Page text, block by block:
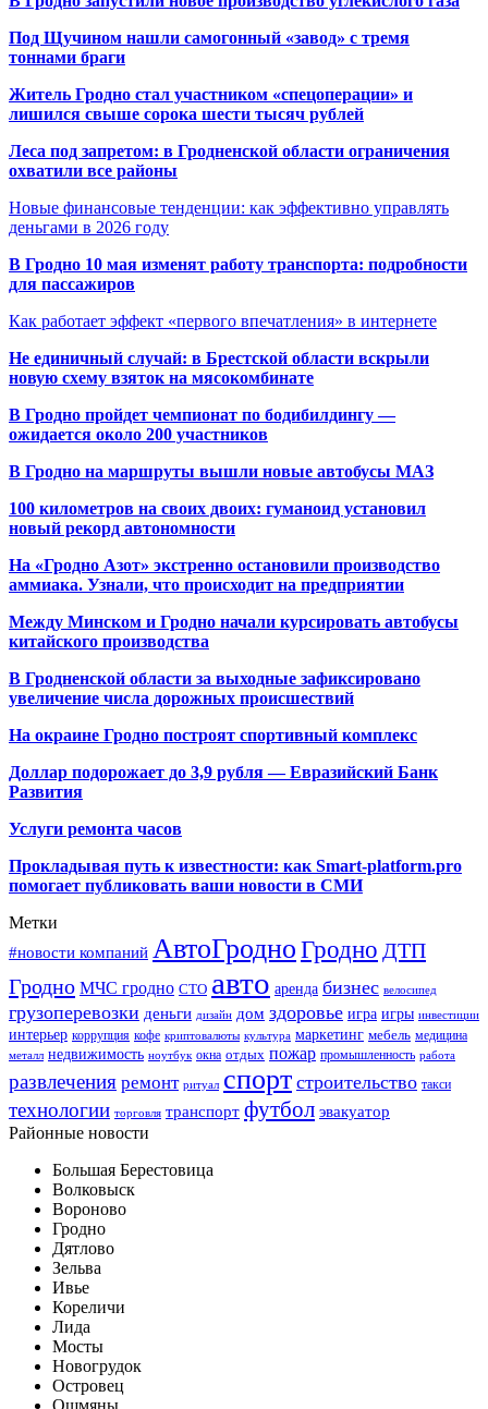
Под Щучином нашли самогонный «завод» с тремя
тоннами браги
Житель Гродно стал участником «спецоперации» и
лишился свыше сорока шести тысяч рублей
Леса под запретом: в Гродненской области ограничения
охватили все районы
Новые финансовые тенденции: как эффективно управлять
деньгами в 2026 году
В Гродно 10 мая изменят работу транспорта: подробности
для пассажиров
Как работает эффект «первого впечатления» в интернете
Не единичный случай: в Брестской области вскрыли
новую схему взяток на мясокомбинате
В Гродно пройдет чемпионат по бодибилдингу —
ожидается около 200 участников
В Гродно на маршруты вышли новые автобусы МАЗ
100 километров на своих двоих: гуманоид установил
новый рекорд автономности
На «Гродно Азот» экстренно остановили производство
аммиака. Узнали, что происходит на предприятии
Между Минском и Гродно начали курсировать автобусы
китайского производства
В Гродненской области за выходные зафиксировано
увеличение числа дорожных происшествий
На окраине Гродно построят спортивный комплекс
Доллар подорожает до 3,9 рубля — Евразийский Банк
Развития
Услуги ремонта часов
Прокладывая путь к известности: как Smart-platform.pro
помогает публиковать ваши новости в СМИ
Метки
#новости компаний АвтоГродноГродно ДТП
Гродно МЧС гродно СТО авто аренда бизнес велосипед
грузоперевозки деньги дизайн дом здоровье игра игры инвестиции
интерьер коррупция кофе криптовалюты культура маркетинг мебель медицина
металл недвижимость ноутбук окна отдых пожар промышленность работа
развлечения ремонт ритуал спорт строительство такси
технологии торговля транспорт футбол эвакуатор
Районные новости
Большая Берестовица
Волковыск
Вороново
Гродно
Дятлово
Зельва
Ивье
Кореличи
Лида
Мосты
Новогрудок
Островец
Ошмяны